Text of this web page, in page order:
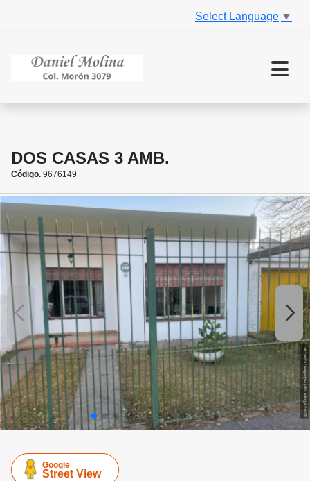
Select Language ▼
DOS CASAS 3 AMB.
Código. 9676149
Google
Street View